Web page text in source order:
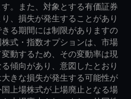
。また、対象とする有価証券
、損失が発生することがあり
る期間には制限がありますの
式・指数オプションは、市場
動するため、その変動率は現
傾向があり、意図したとおり
きな損失が発生する可能性が
上場株式が上場廃止となる場